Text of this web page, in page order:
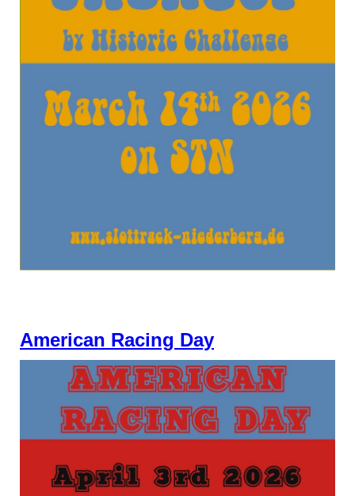
American Racing Day